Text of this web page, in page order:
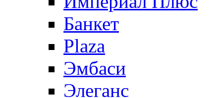
Банкет
Plaza
Эмбаси
Элеганс